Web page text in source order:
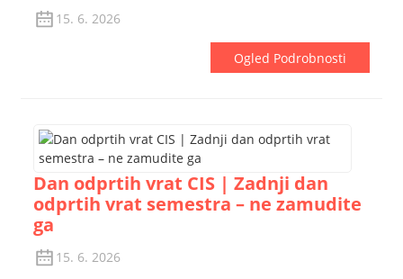
15. 6. 2026
Ogled Podrobnosti
Dan odprtih vrat CIS | Zadnji dan
odprtih vrat semestra – ne zamudite
ga
15. 6. 2026